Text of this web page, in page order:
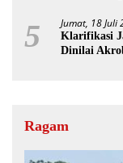
5 Jumat, 18 Juli
Klarifikasi
Dinilai
Ragam